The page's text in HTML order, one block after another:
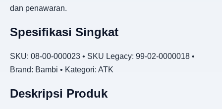
dan penawaran.
Spesifikasi Singkat
SKU: 08-00-000023 • SKU Legacy: 99-02-0000018 •
Brand: Bambi • Kategori: ATK
Deskripsi Produk